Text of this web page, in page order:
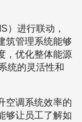
）进行联动，
筑管理系统能够
，优化整体能源
统的灵活性和
空调系统效率的
够让员工了解如